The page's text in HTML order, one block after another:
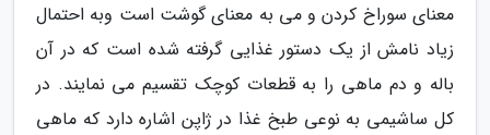
معنای سوراخ کردن و می به معنای گوشت است وبه احتمال
زیاد نامش از یک دستور غذایی گرفته شده است که در آن
باله و دم ماهی را به قطعات کوچک تقسیم می نمایند. در
کل ساشیمی به نوعی طبخ غذا در ژاپن اشاره دارد که ماهی